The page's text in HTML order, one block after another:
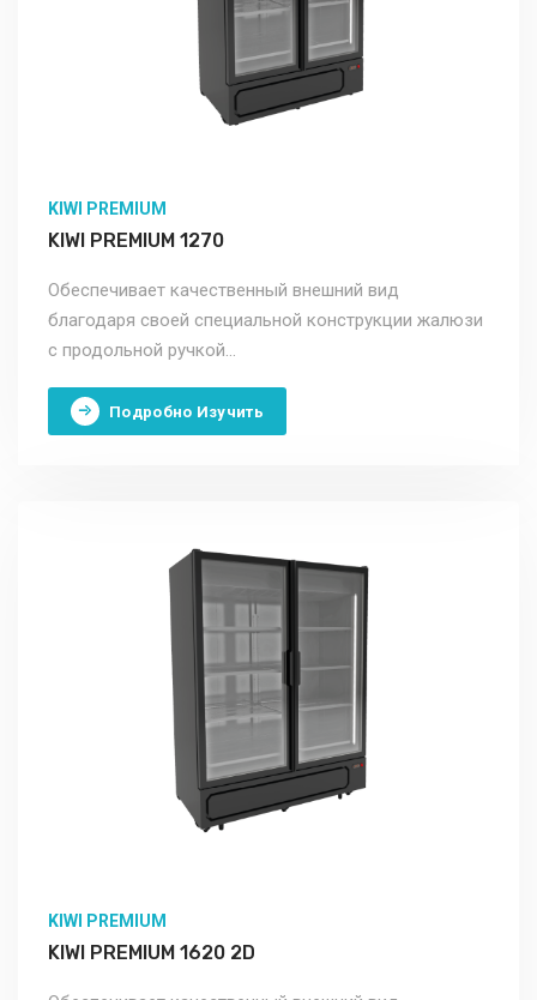
KIWI PREMIUM
KIWI PREMIUM 1270
Обеспечивает качественный внешний вид
благодаря своей специальной конструкции жалюзи
с продольной ручкой...
Подробно Изучить
KIWI PREMIUM
KIWI PREMIUM 1620 2D